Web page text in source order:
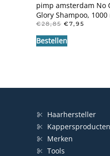
pimp amsterdam No
Glory Shampoo, 1000
€28,85
WAS:
€28,85.
€7,95
Bestellen
Haarhersteller
Kappersproducten
Merken
Tools